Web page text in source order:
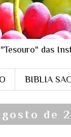
das
BIBLIA
de